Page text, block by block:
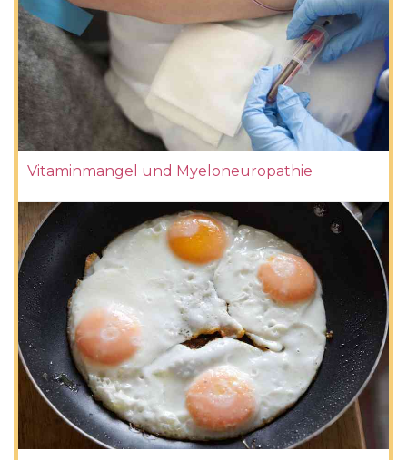
Vitaminmangel und Myeloneuropathie